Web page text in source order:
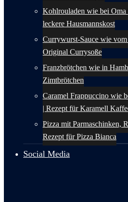
Kohlrouladen wie bei Oma
leckere Hausmannskost
Currywurst-Sauce wie vom
Original Currysoße
Franzbrötchen wie in
Zimtbrötchen
Caramel Frappuccino wie
| Rezept für Karamell
Pizza mit Parmaschinken,
Rezept für Pizza Bianca
Social Media